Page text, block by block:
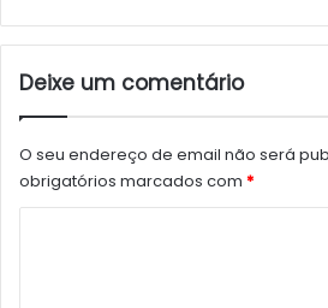
Deixe um comentário
O seu endereço de email não será
obrigatórios marcados com *